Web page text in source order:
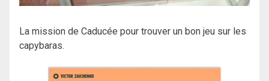
La mission de Caducée pour trouver un bon jeu sur les
capybaras.